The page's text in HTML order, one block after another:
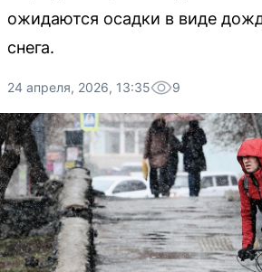
ожидаются осадки в виде
снега.
24 апреля, 2026, 13:35 9